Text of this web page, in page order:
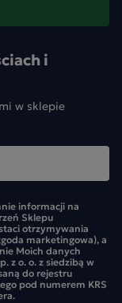
i
w sklepie
informacji na
Sklepu
otrzymywania
marketingowa), a
Moich danych
z o. o. z siedzibą w
do rejestru
pod numerem KRS